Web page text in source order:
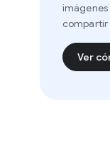
imágenes
compartir
Ver